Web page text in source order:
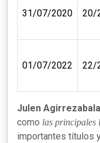
31/07/2020 20/
01/07/2022 22/
Julen Agirrezabala
como las principales
importantes títulos